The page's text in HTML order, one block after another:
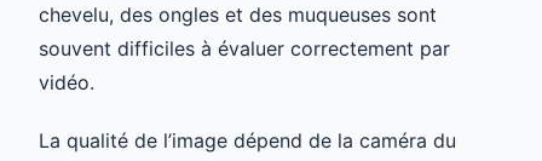
chevelu, des ongles et des muqueuses sont
souvent difficiles à évaluer correctement par
vidéo.
La qualité de l’image dépend de la caméra du